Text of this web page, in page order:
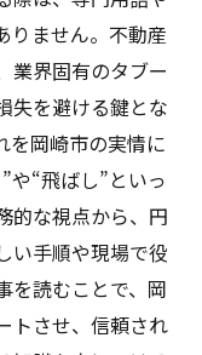
りません。不動産
業界固有のタブー
失を避ける鍵とな
を岡崎市の実情に
や“飛ばし”といっ
的な視点から、円
い手順や現場で役
を読むことで、岡
トさせ、信頼され